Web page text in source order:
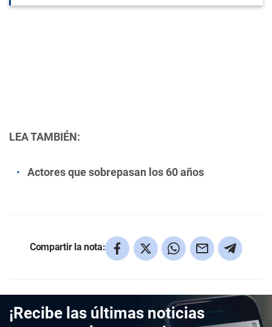
LEA TAMBIÉN:
Actores que sobrepasan los 60 años
Compartir la nota:
¡Recibe las últimas noticias